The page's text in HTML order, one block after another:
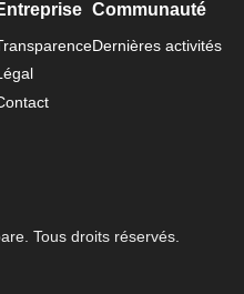
Communauté
Dernières activités
Tous droits réservés.